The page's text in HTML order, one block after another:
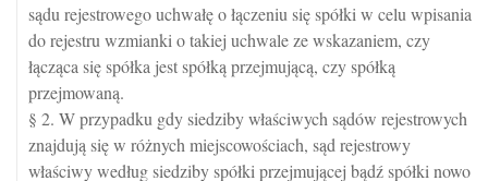
sądu rejestrowego uchwałę o łączeniu się spółki w celu wpisania
do rejestru wzmianki o takiej uchwale ze wskazaniem, czy
łącząca się spółka jest spółką przejmującą, czy spółką
przejmowaną.
§ 2. W przypadku gdy siedziby właściwych sądów rejestrowych
znajdują się w różnych miejscowościach, sąd rejestrowy
właściwy według siedziby spółki przejmującej bądź spółki nowo